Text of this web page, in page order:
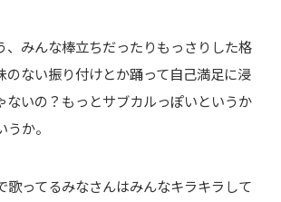
、みんな棒立ちだったりもっさりした格
のない振り付けとか踊って自己満足に浸
ないの？もっとサブカルっぽいというか
か。
歌ってるみなさんはみんなキラキラして